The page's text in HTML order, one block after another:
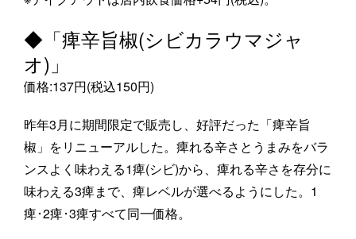
◆「痺辛旨椒(シビカラウマジャ
オ)」
価格:137円(税込150円)
昨年3月に期間限定で販売し、好評だった「痺辛旨
椒」をリニューアルした。痺れる辛さとうまみをバラ
ンスよく味わえる1痺(シビ)から、痺れる辛さを存分に
味わえる3痺まで、痺レベルが選べるようにした。1
痺･2痺･3痺すべて同一価格。